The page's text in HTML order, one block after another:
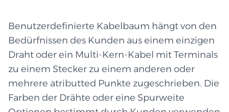
Benutzerdefinierte Kabelbaum hängt von den
Bedürfnissen des Kunden aus einem einzigen
Draht oder ein Multi-Kern-Kabel mit Terminals
zu einem Stecker zu einem anderen oder
mehrere atributted Punkte zugeschrieben. Die
Farben der Drähte oder eine Spurweite